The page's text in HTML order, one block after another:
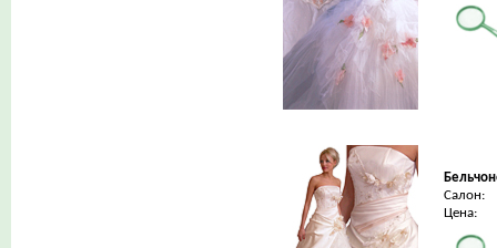
Салон:
Цена: